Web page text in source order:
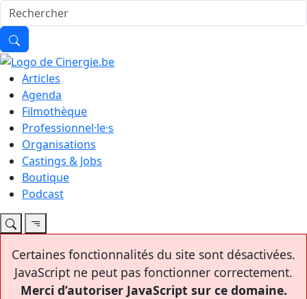
Articles
Agenda
Filmothèque
Professionnel·le·s
Organisations
Castings & Jobs
Boutique
Podcast
Certaines fonctionnalités du site sont désactivées.
JavaScript ne peut pas fonctionner correctement.
Merci d’autoriser JavaScript sur ce domaine.